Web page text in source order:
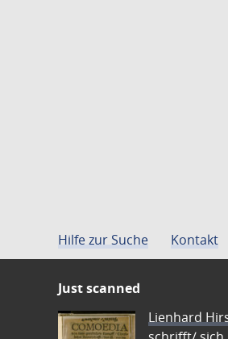
Hilfe zur Suche Kontakt
Just scanned
Lienhard